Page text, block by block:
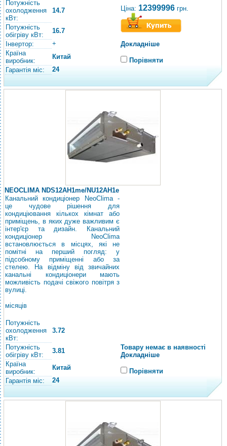
Потужність
охолодження
кВт:
14.7
Потужність
обігріву кВт:
16.7
Інвертор:
+
Країна
виробник:
Китай
Гарантія міс:
24
Ціна: 12399996 грн.
Докладніше
Порівняти
NEOCLIMA NDS12AH1me/NU12AH1e
Канальний кондиціонер NeoClima -
це чудове рішення для
кондиціювання кількох кімнат або
приміщень, в яких дуже важливим є
інтер'єр та дизайн. Канальний
кондиціонер NeoClima
встановлюється в місцях, які не
помітні на перший погляд: у
підсобному приміщенні або за
стелею. На відміну від звичайних
канальні кондиціонери мають
можливість подачі свіжого повітря з
вулиці.
місяців
Потужність
охолодження
кВт:
3.72
Потужність
обігріву кВт:
3.81
Країна
виробник:
Китай
Гарантія міс:
24
Товару немає в наявності
Докладніше
Порівняти